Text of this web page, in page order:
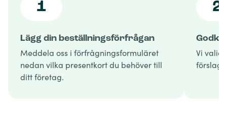
1
Lägg din beställningsförfrågan
Meddela oss i förfrågningsformuläret
nedan vilka presentkort du behöver till
ditt företag.
2
Vi
förslag